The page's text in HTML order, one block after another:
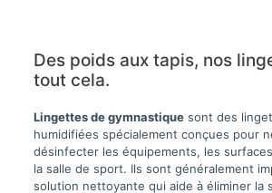
Des poids aux tapis, nos
tout cela.
Lingettes de gymnastique sont des
humidifiées spécialement conçues pour
désinfecter les équipements, les
la salle de sport. Ils sont généralement
solution nettoyante qui aide à éliminer la